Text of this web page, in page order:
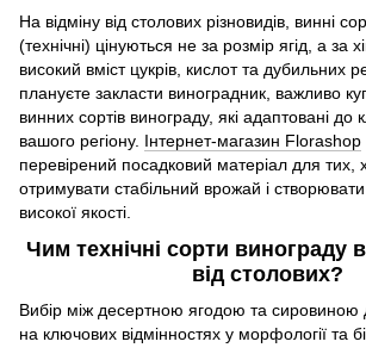
На відміну від столових різновидів, винні
(технічні) цінуються не за розмір ягід, а за
високий вміст цукрів, кислот та дубильних
плануєте закласти виноградник, важливо
винних сортів винограду, які адаптовані до
вашого регіону. Інтернет-магазин Florashop
перевірений посадковий матеріал для тих,
отримувати стабільний врожай і створювати
високої якості.
Чим технічні сорти винограду
від столових?
Вибір між десертною ягодою та сировиною
на ключових відмінностях у морфології та